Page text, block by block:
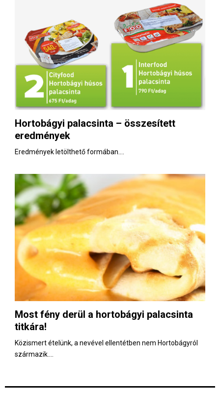
Hortobágyi palacsinta – összesített
eredmények
Eredmények letölthető formában....
Most fény derül a hortobágyi palacsinta
titkára!
Közismert ételünk, a nevével ellentétben nem Hortobágyról
származik....